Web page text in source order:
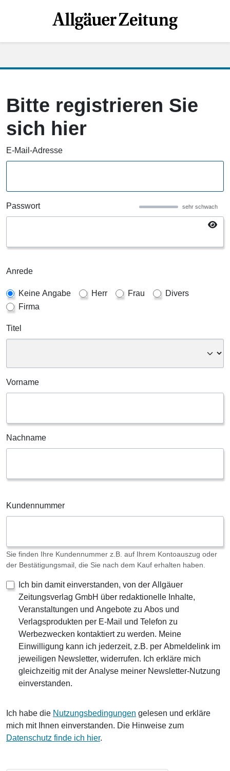
Bitte registrieren Sie
sich hier
E-Mail-Adresse
Passwort sehr schwach
Anrede
Keine Angabe Herr Frau
Divers
Firma
Titel
Vorname
Nachname
Kundennummer
Sie finden Ihre Kundennummer z.B. auf Ihrem Kontoauszug oder
der Bestätigungsmail, die Sie nach dem Kauf erhalten haben.
Ich bin damit einverstanden, von der Allgäuer
Zeitungsverlag GmbH über redaktionelle Inhalte,
Veranstaltungen und Angebote zu Abos und
Verlagsprodukten per E-Mail und Telefon zu
Werbezwecken kontaktiert zu werden. Meine
Einwilligung kann ich jederzeit, z.B. per Abmeldelink im
jeweiligen Newsletter, widerrufen. Ich erkläre mich
gleichzeitig mit der Analyse meiner Newsletter-Nutzung
einverstanden.
Ich habe die Nutzungsbedingungen gelesen und erkläre
mich mit Ihnen einverstanden. Die Hinweise zum
Datenschutz finde ich hier.